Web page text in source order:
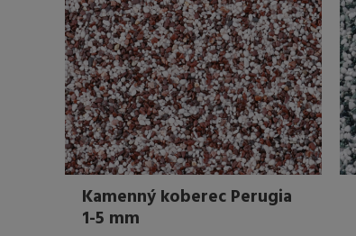
na
stránce
produktu
Kamenný koberec Perugia
1-5 mm